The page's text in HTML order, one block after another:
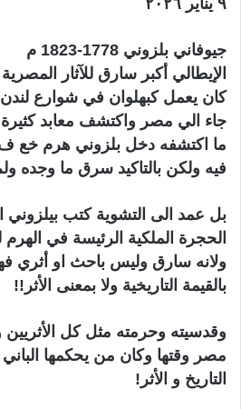
٩ يناير ٢٠٢٦
جيوفاني بلزوني 1778-1823 م
الإيطالي أكبر سارق للآثار المصرية
كان يعمل كبهلوان في شوارع لندن
جاء الي مصر واكتشف معابد
ما اكتشفه دخل بلزوني هرم خع ف
فيه ولكن بالتاكيد سرق ما وجده
بل عمد الى التشوية كتب
الحجرة الملكية الرئيسة في
ولانه سارق وليس باحث او أثري
بالقيمة التاريخية ولا بمعنى الأثر!!
وقدسيته وحرمته مثل كل الأثريين
مصر وقتها وكان من يحكمها
التاريخ و الأثر!